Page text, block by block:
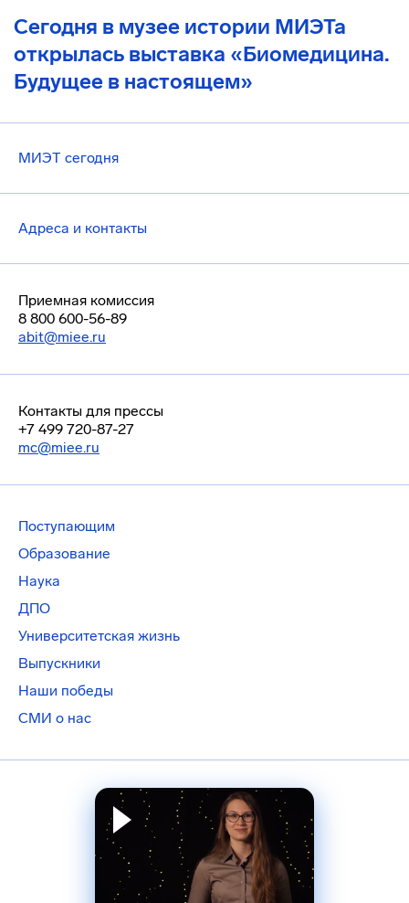
Сегодня в музее истории МИЭТа
открылась выставка «Биомедицина.
Будущее в настоящем»
МИЭТ сегодня
Адреса и контакты
Приемная комиссия
8 800 600-56-89
abit@miee.ru
Контакты для прессы
+7 499 720-87-27
mc@miee.ru
Поступающим
Образование
Наука
ДПО
Университетская жизнь
Выпускники
Наши победы
СМИ о нас